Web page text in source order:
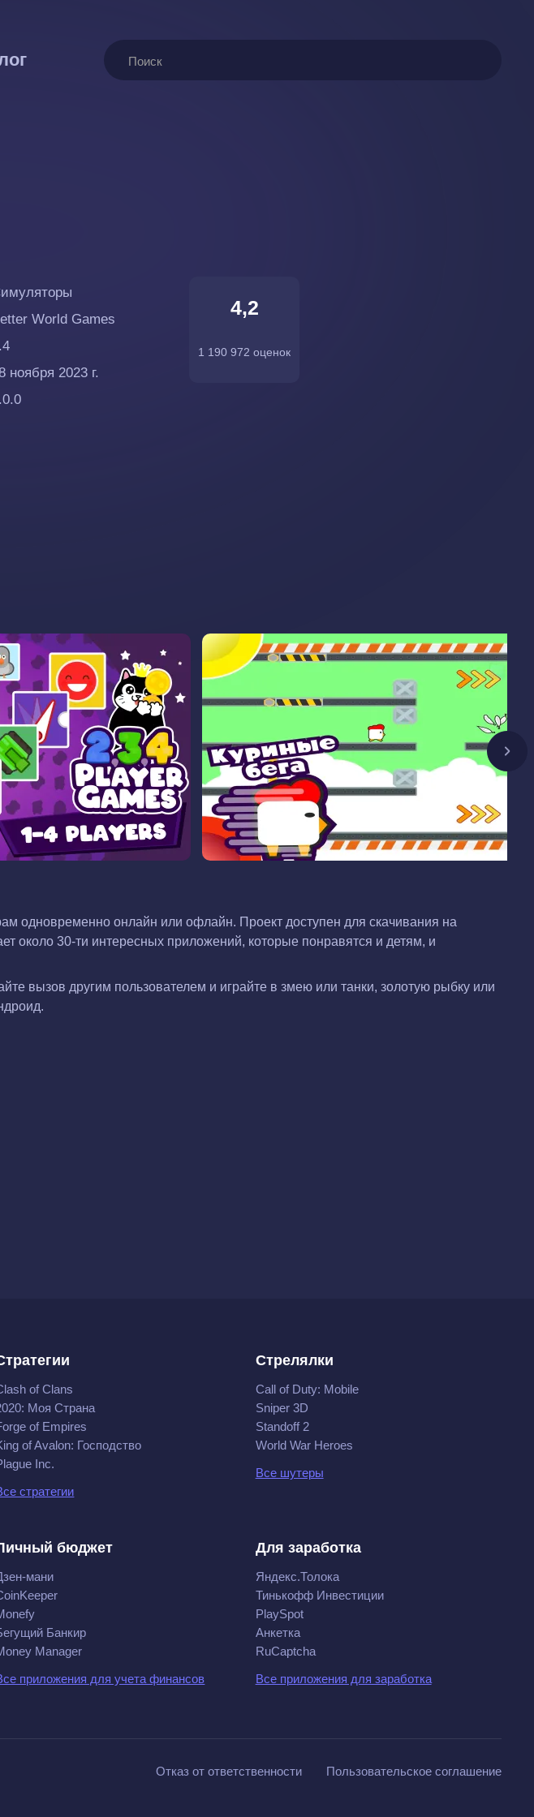
Поиск
World Games
ноября 2023 г.
4,2
1 190 972 оценок
одновременно онлайн или офлайн. Проект доступен для скачивания на
30-ти интересных приложений, которые понравятся и детям, и
вызов другим пользователем и играйте в змею или танки, золотую рыбку или
of Clans
Моя Cтрана
of Empires
of Avalon: Господство
Inc.
стратегии
Стрелялки
Call of Duty: Mobile
Sniper 3D
Standoff 2
World War Heroes
Все шутеры
бюджет
мани
Банкир
Manager
приложения для учета финансов
Для заработка
Яндекс.Толока
Тинькофф Инвестиции
PlaySpot
Анкетка
RuCaptcha
Все приложения для заработка
Отказ от ответственности Пользовательское соглашение